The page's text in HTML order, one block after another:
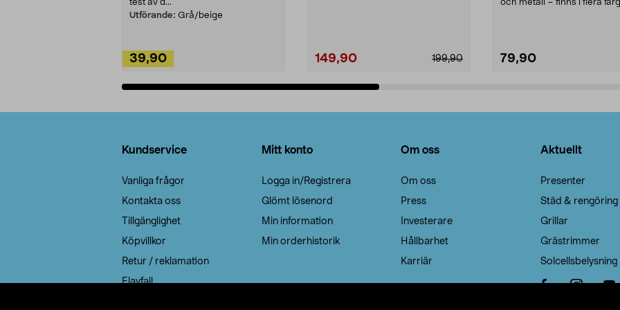
test av d...
Utförande: Grå/beige
39,90 199,90
149,90
och metall – finns i flera
79,90
Kundservice
Vanliga frågor
Kontakta oss
Tillgänglighet
Köpvillkor
Retur / reklamation
Elavfall
Mitt konto
Logga in/Registrera
Glömt lösenord
Min information
Min orderhistorik
Om oss
Om oss
Press
Investerare
Hållbarhet
Karriär
Aktuellt
Presenter
Städ & rengöring
Grillar
Grästrimmer
Solcellsbelysning